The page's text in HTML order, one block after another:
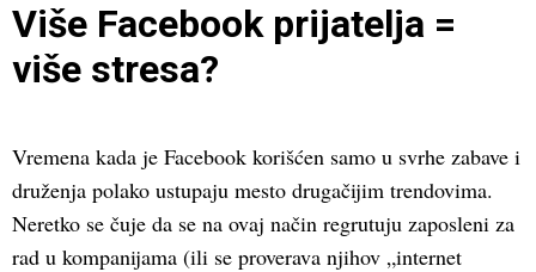
Više Facebook prijatelja =
više stresa?
Vremena kada je Facebook korišćen samo u svrhe zabave i
druženja polako ustupaju mesto drugačijim trendovima.
Neretko se čuje da se na ovaj način regrutuju zaposleni za
rad u kompanijama (ili se proverava njihov „internet